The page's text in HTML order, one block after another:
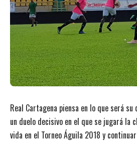
Real Cartagena piensa en lo que será
un duelo decisivo en el que se jugará la
vida en el Torneo Águila 2018 y